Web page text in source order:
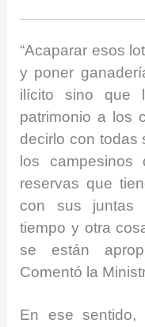
“Acaparar esos
y poner
ilícito sino que
patrimonio a los
decirlo con todas
los
reservas que
con sus juntas
tiempo y otra
se están
Comentó la
En ese